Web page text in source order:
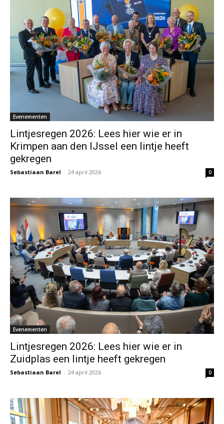
Evenementen
Lintjesregen 2026: Lees hier wie er in
Krimpen aan den IJssel een lintje heeft
gekregen
Sebastiaan Barel - 24 april 2026 0
Evenementen
Lintjesregen 2026: Lees hier wie er in
Zuidplas een lintje heeft gekregen
Sebastiaan Barel - 24 april 2026 0